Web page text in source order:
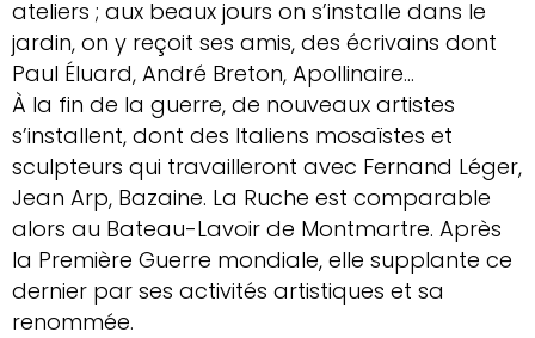
ateliers ; aux beaux jours on s’installe dans le
jardin, on y reçoit ses amis, des écrivains dont
Paul Éluard, André Breton, Apollinaire…
À la fin de la guerre, de nouveaux artistes
s’installent, dont des Italiens mosaïstes et
sculpteurs qui travailleront avec Fernand Léger,
Jean Arp, Bazaine. La Ruche est comparable
alors au Bateau-Lavoir de Montmartre. Après
la Première Guerre mondiale, elle supplante ce
dernier par ses activités artistiques et sa
renommée.